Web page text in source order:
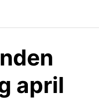
april